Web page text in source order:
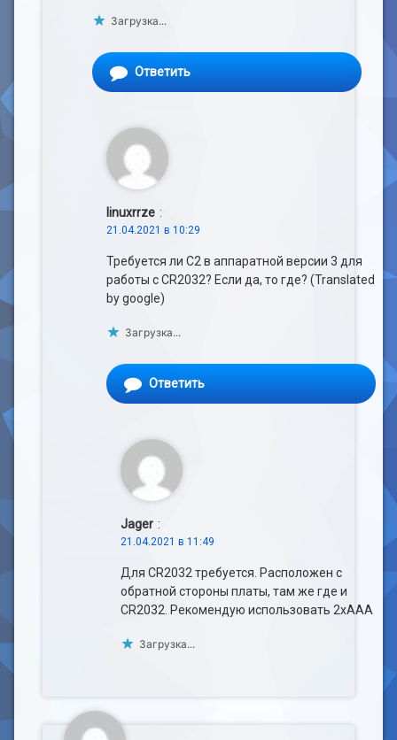
Загрузка...
Ответить
linuxrrze :
21.04.2021 в 10:29
Требуется ли C2 в аппаратной версии 3 для
работы с CR2032? Если да, то где? (Translated
by google)
Загрузка...
Ответить
Jager :
21.04.2021 в 11:49
Для CR2032 требуется. Расположен с
обратной стороны платы, там же где и
CR2032. Рекомендую использовать 2хААА
Загрузка...